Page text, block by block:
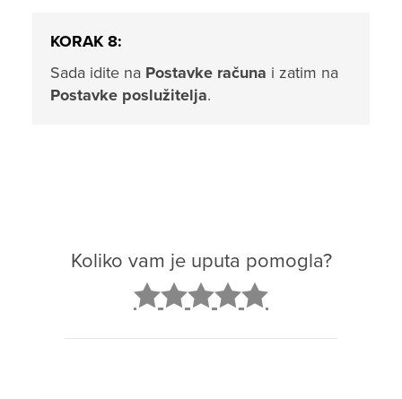
KORAK 8:
Sada idite na Postavke računa i zatim na
Postavke poslužitelja.
Koliko vam je uputa pomogla?